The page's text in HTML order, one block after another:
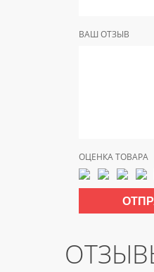
ВАШ ОТЗЫВ
ОЦЕНКА ТОВАРА